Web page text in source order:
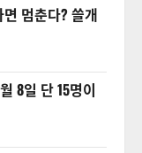
면 멈춘다? 쓸개
8일 단 15명이